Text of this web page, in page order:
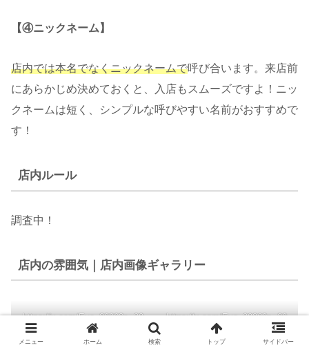
【④ニックネーム】
店内では本名でなくニックネームで呼び合います。来店前
にあらかじめ決めておくと、入店もスムーズですよ！ニッ
クネームは短く、シンプルな呼びやすい名前がおすすめで
す！
店内ルール
調査中！
店内の雰囲気｜店内画像ギャラリー
https://x.com/Eve_2026?s=20 https://x.com/Eve_2026?s=20
メニュー ホーム 検索 トップ サイドバー